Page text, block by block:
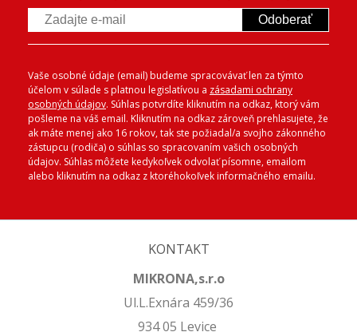
Odoberať
Vaše osobné údaje (email) budeme spracovávať len za týmto
účelom v súlade s platnou legislatívou a zásadami ochrany
osobných údajov. Súhlas potvrdíte kliknutím na odkaz, ktorý vám
pošleme na váš email. Kliknutím na odkaz zároveň prehlasujete, že
ak máte menej ako 16 rokov, tak ste požiadal/a svojho zákonného
zástupcu (rodiča) o súhlas so spracovaním vašich osobných
údajov. Súhlas môžete kedykoľvek odvolať písomne, emailom
alebo kliknutím na odkaz z ktoréhokoľvek informačného emailu.
KONTAKT
MIKRONA,s.r.o
Ul.L.Exnára 459/36
934 05 Levice